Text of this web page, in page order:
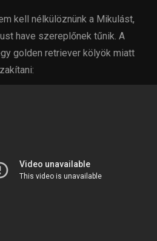
kell nélkülöznünk a Mikulást,
have szereplőnek tűnik. A
golden retriever kölyök miatt